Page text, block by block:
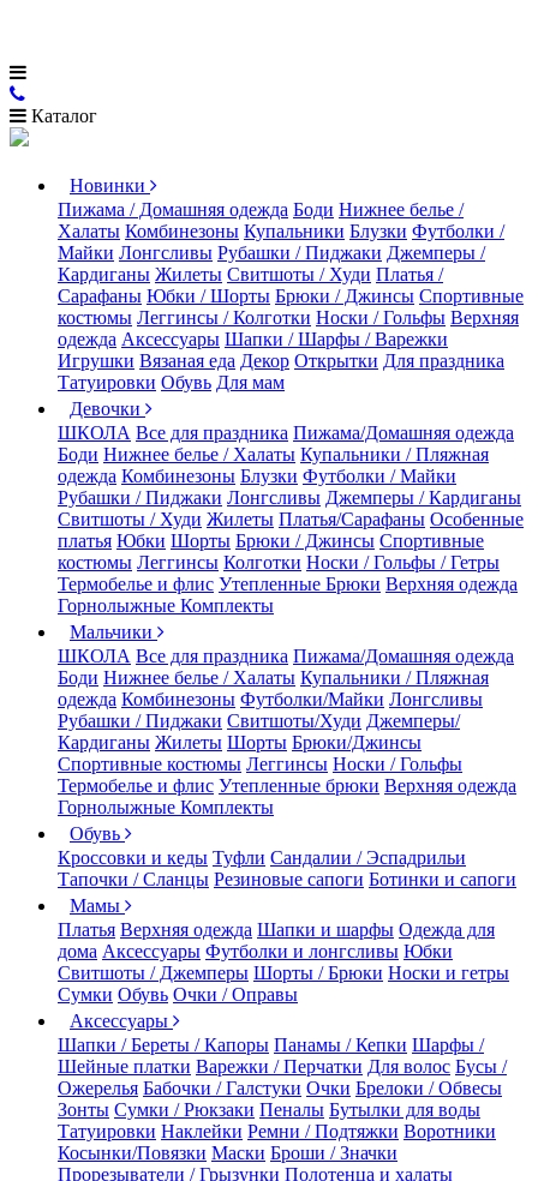
Каталог
Новинки
Пижама / Домашняя одежда Боди Нижнее белье /
Халаты Комбинезоны Купальники Блузки Футболки /
Майки Лонгсливы Рубашки / Пиджаки Джемперы /
Кардиганы Жилеты Свитшоты / Худи Платья /
Сарафаны Юбки / Шорты Брюки / Джинсы Спортивные
костюмы Леггинсы / Колготки Носки / Гольфы Верхняя
одежда Аксессуары Шапки / Шарфы / Варежки
Игрушки Вязаная еда Декор Открытки Для праздника
Татуировки Обувь Для мам
Девочки
ШКОЛА Все для праздника Пижама/Домашняя одежда
Боди Нижнее белье / Халаты Купальники / Пляжная
одежда Комбинезоны Блузки Футболки / Майки
Рубашки / Пиджаки Лонгсливы Джемперы / Кардиганы
Свитшоты / Худи Жилеты Платья/Сарафаны Особенные
платья Юбки Шорты Брюки / Джинсы Спортивные
костюмы Леггинсы Колготки Носки / Гольфы / Гетры
Термобелье и флис Утепленные Брюки Верхняя одежда
Горнолыжные Комплекты
Мальчики
ШКОЛА Все для праздника Пижама/Домашняя одежда
Боди Нижнее белье / Халаты Купальники / Пляжная
одежда Комбинезоны Футболки/Майки Лонгсливы
Рубашки / Пиджаки Свитшоты/Худи Джемперы/
Кардиганы Жилеты Шорты Брюки/Джинсы
Спортивные костюмы Леггинсы Носки / Гольфы
Термобелье и флис Утепленные брюки Верхняя одежда
Горнолыжные Комплекты
Обувь
Кроссовки и кеды Туфли Сандалии / Эспадрильи
Тапочки / Сланцы Резиновые сапоги Ботинки и сапоги
Мамы
Платья Верхняя одежда Шапки и шарфы Одежда для
дома Аксессуары Футболки и лонгсливы Юбки
Свитшоты / Джемперы Шорты / Брюки Носки и гетры
Сумки Обувь Очки / Оправы
Аксессуары
Шапки / Береты / Капоры Панамы / Кепки Шарфы /
Шейные платки Варежки / Перчатки Для волос Бусы /
Ожерелья Бабочки / Галстуки Очки Брелоки / Обвесы
Зонты Сумки / Рюкзаки Пеналы Бутылки для воды
Татуировки Наклейки Ремни / Подтяжки Воротники
Косынки/Повязки Маски Броши / Значки
Прорезыватели / Грызунки Полотенца и халаты